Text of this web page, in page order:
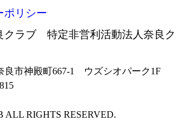
ポリシー
クラブ 特定非営利活動法人奈良ク
良市神殿町667-1
ウズシオパーク1F
ALL RIGHTS RESERVED.